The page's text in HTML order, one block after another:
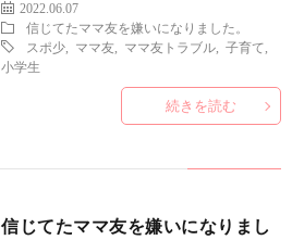
2022.06.07
信じてたママ友を嫌いになりました。
スポ少
ママ友 ママ友トラブル ,子育て
小学生
続きを読む
信じてたママ友を嫌いになりまし